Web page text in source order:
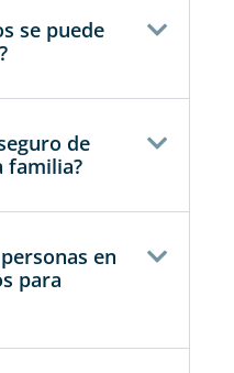
se puede
de
familia?
en
para